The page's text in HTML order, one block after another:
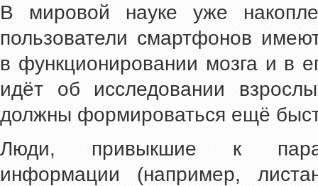
В мировой науке уже
пользователи смартфонов
в функционировании мозга и в
идёт об исследовании
должны формироваться ещё
Люди, привыкшие к
информации (например,